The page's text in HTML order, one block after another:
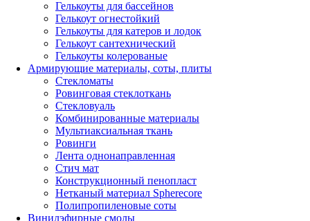
Гелькоуты для бассейнов
Гелькоут огнестойкий
Гелькоуты для катеров и лодок
Гелькоут сантехнический
Гелькоуты колерованые
Армирующие материалы, соты, плиты
Стекломаты
Ровинговая стеклоткань
Стекловуаль
Комбинированные материалы
Мультиаксиальная ткань
Ровинги
Лента однонаправленная
Стич мат
Конструкционный пенопласт
Нетканый материал Spherecore
Полипропиленовые соты
Винилэфирные смолы